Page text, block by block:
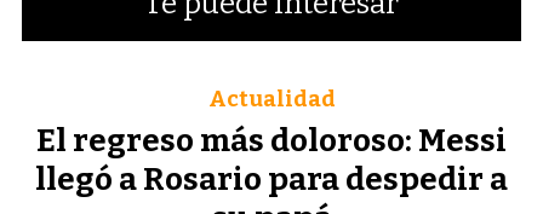
El regreso más doloroso: Messi
llegó a Rosario para despedir a
Actualidad